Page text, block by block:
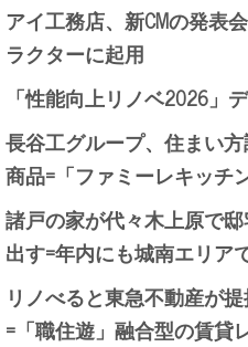
アイ工務店、新CMの発表
ラクターに起用
「性能向上リノベ2026」
長谷工グループ、住まい
商品=「ファミーレキッチ
諸戸の家が代々木上原で
出す=年内にも城南エリア
リノべると東急不動産が
=「職住遊」融合型の賃貸